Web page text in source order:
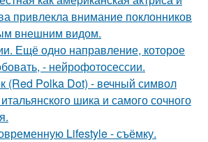
привлекла внимание поклонников
внешним видом.
Ещё одно направление, которое
- нейрофотосессии.
(Red Polka Dot) - вечный символ
шика и самого сочного
Lifestyle - съёмку.